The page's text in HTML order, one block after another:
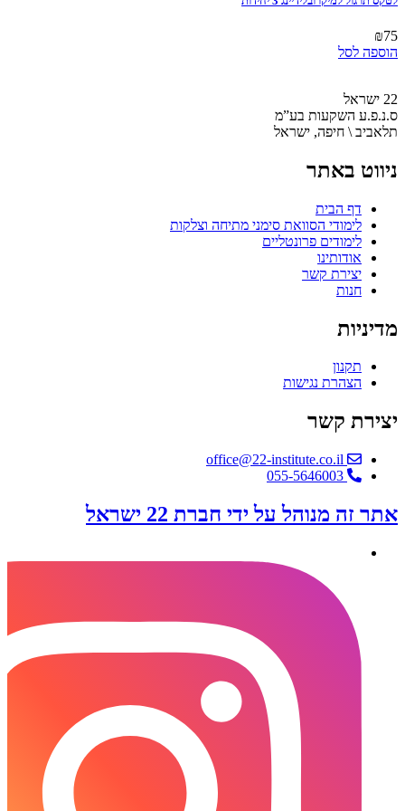
המוצר
₪75
הוספה לסל
22 ישראל
ס.נ.פ.ע השקעות בע”מ
תלאביב \ חיפה, ישראל
ניווט באתר
דף הבית
לימודי הסוואת סימני מתיחה וצלקות
לימודים פרונטליים
אודותינו
יצירת קשר
חנות
מדיניות
תקנון
הצהרת נגישות
יצירת קשר
office@22-institute.co.il
‎055-5646003
אתר זה מנוהל על ידי חברת 22 ישראל